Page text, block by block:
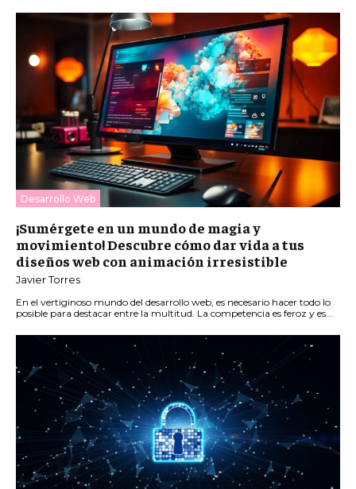
Desarrollo Web
¡Sumérgete en un mundo de magia y
movimiento! Descubre cómo dar vida a tus
diseños web con animación irresistible
Javier Torres
En el vertiginoso mundo del desarrollo web, es necesario hacer todo lo
posible para destacar entre la multitud. La competencia es feroz y es...